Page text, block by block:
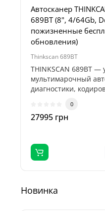
Автосканер
689BT (8", 4/64Gb,
пожизненные
обновления)
Thinkscan 689BT
THINKSCAN 689BT
мультимарочный
диагностики,
0
27995 грн
Новинка